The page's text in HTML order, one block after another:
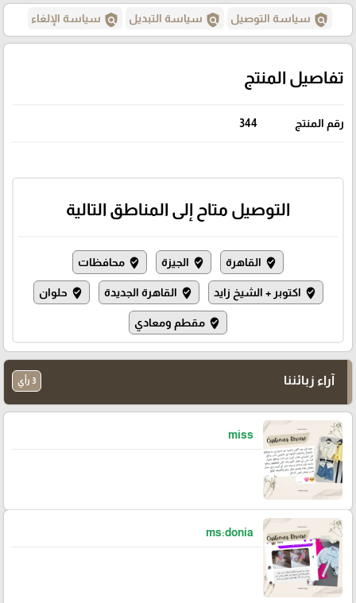
policy سياسة التوصيل policy سياسة التبديل policy سياسة الإلغاء
تفاصيل المنتج
رقم المنتج 344
التوصيل متاح إلى المناطق التالية
where_to_vote القاهرة where_to_vote الجيزة where_to_vote محافظات
where_to_vote اكتوبر + الشيخ زايد where_to_vote القاهرة الجديدة where_to_vote حلوان
where_to_vote مقطم ومعادي
آراء زبائننا 3 رأي
miss
ms:donia